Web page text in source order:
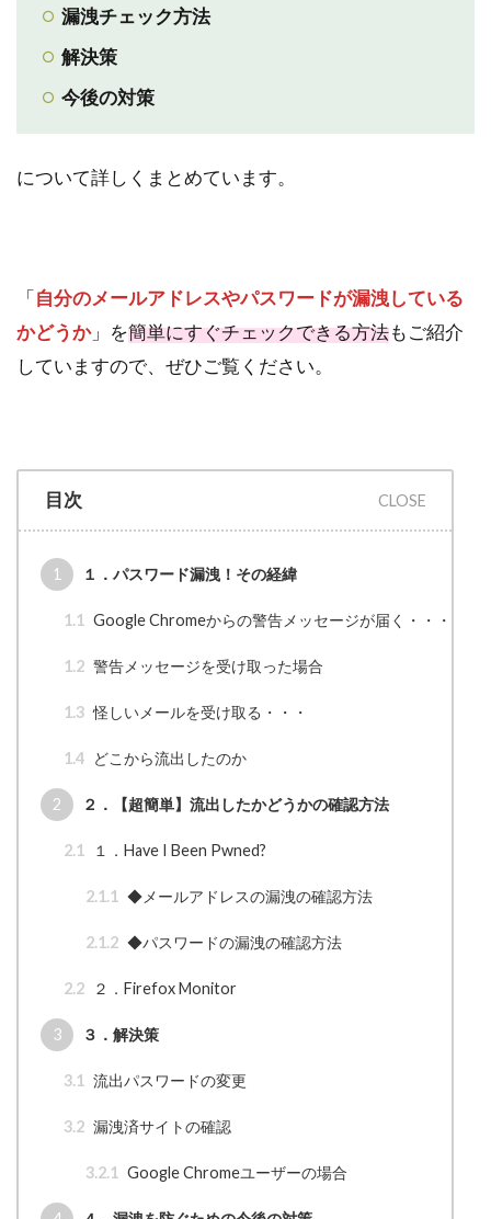
漏洩チェック方法
解決策
今後の対策
について詳しくまとめています。
「自分のメールアドレスやパスワードが漏洩している
かどうか」を簡単にすぐチェックできる方法もご紹介
していますので、ぜひご覧ください。
目次
1 １．パスワード漏洩！その経緯
1.1 Google Chromeからの警告メッセージが届く・・・
1.2 警告メッセージを受け取った場合
1.3 怪しいメールを受け取る・・・
1.4 どこから流出したのか
2 ２．【超簡単】流出したかどうかの確認方法
2.1 １．Have I Been Pwned?
2.1.1 ◆メールアドレスの漏洩の確認方法
2.1.2 ◆パスワードの漏洩の確認方法
2.2 ２．Firefox Monitor
3 ３．解決策
3.1 流出パスワードの変更
3.2 漏洩済サイトの確認
3.2.1 Google Chromeユーザーの場合